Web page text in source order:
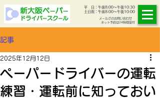
​平 日：午前8:00～午後10:30
土日祝：午前8:00〜午後10:00
​メールでのお問い合わせ・
ネット予約は24時間受付
記事
ペーパードライバーの運転
練習・運転前に知っておい
2025年12月12日